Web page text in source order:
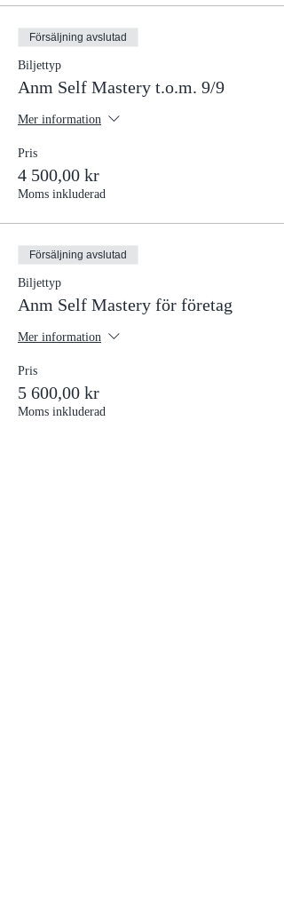
Försäljning avslutad
Biljettyp
Anm Self Mastery t.o.m. 9/9
Mer information
Pris
4 500,00 kr
Moms inkluderad
Försäljning avslutad
Biljettyp
Anm Self Mastery för företag
Mer information
Pris
5 600,00 kr
Moms inkluderad